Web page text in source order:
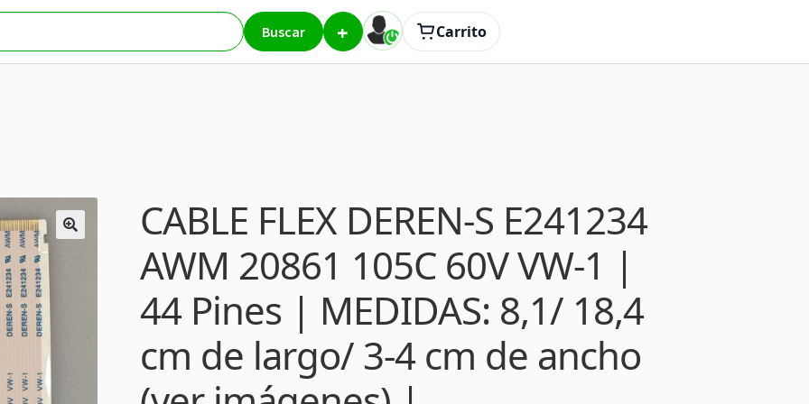
Buscar + Carrito
CABLE FLEX DEREN-S E241234 AWM 20861 105C 60V VW-1 | 44 Pines | MEDIDAS: 8,1/ 18,4
CABLE FLEX DEREN-S E241234
AWM 20861 105C 60V VW-1 |
44 Pines | MEDIDAS: 8,1/ 18,4
cm de largo/ 3-4 cm de ancho